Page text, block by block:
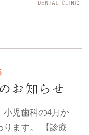
お知らせ
小児歯科の4月か
ります。 【診療